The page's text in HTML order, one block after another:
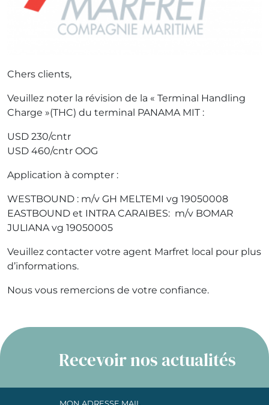
Chers clients,
Veuillez noter la révision de la « Terminal Handling
Charge »(THC) du terminal PANAMA MIT :
USD 230/cntr
USD 460/cntr OOG
Application à compter :
WESTBOUND : m/v GH MELTEMI vg 19050008
EASTBOUND et INTRA CARAIBES: m/v BOMAR
JULIANA vg 19050005
Veuillez contacter votre agent Marfret local pour plus
d’informations.
Nous vous remercions de votre confiance.
Recevoir nos actualités